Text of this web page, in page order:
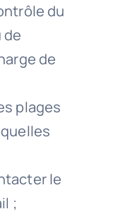
du
de
de
plages
le
;